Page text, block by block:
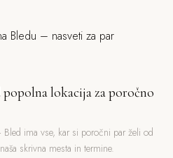
popolna lokacija za poročno
Bled ima vse, kar si poročni par želi od
skrivna mesta in termine.